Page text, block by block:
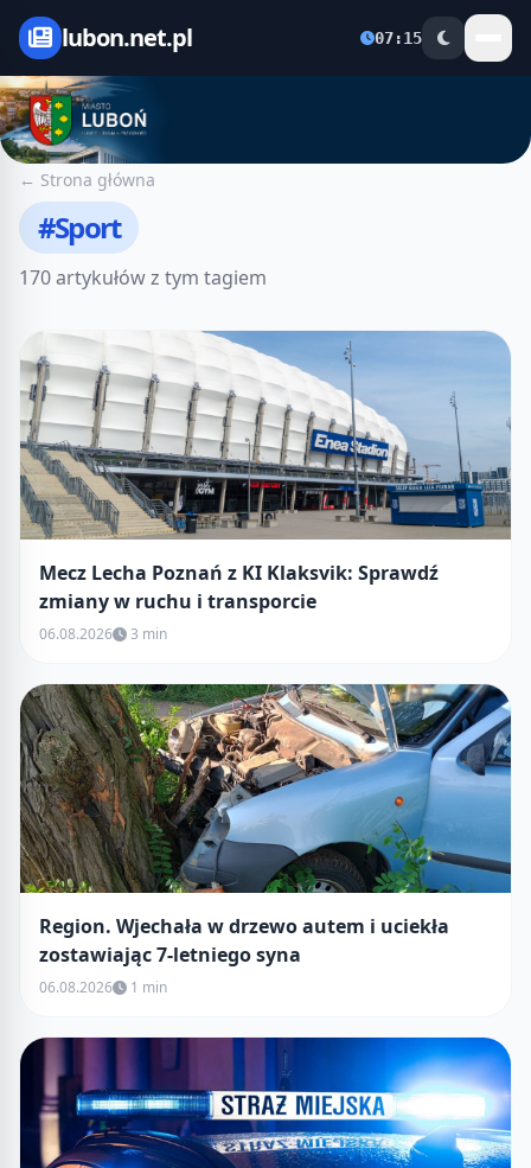
lubon.net.pl 07:15
← Strona główna
#Sport
170 artykułów z tym tagiem
Mecz Lecha Poznań z KI Klaksvik: Sprawdź
zmiany w ruchu i transporcie
06.08.2026 3 min
Region. Wjechała w drzewo autem i uciekła
zostawiając 7-letniego syna
06.08.2026 1 min